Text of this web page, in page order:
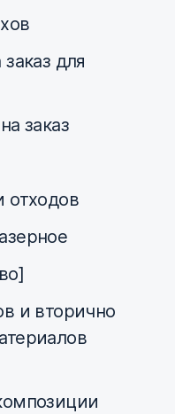
для
заказ
отходов
и вторично